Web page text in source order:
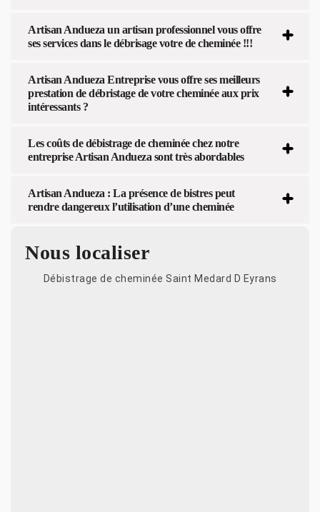
Artisan Andueza un artisan professionnel vous offre
ses services dans le débrisage votre de cheminée !!!
Artisan Andueza Entreprise vous offre ses meilleurs
prestation de débristage de votre cheminée aux prix
intéressants ?
Les coûts de débistrage de cheminée chez notre
entreprise Artisan Andueza sont très abordables
Artisan Andueza : La présence de bistres peut
rendre dangereux l’utilisation d’une cheminée
Nous localiser
Débistrage de cheminée Saint Medard D Eyrans